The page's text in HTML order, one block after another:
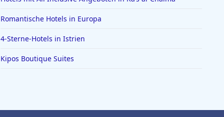
Romantische Hotels in Europa
4-Sterne-Hotels in Istrien
Kipos Boutique Suites